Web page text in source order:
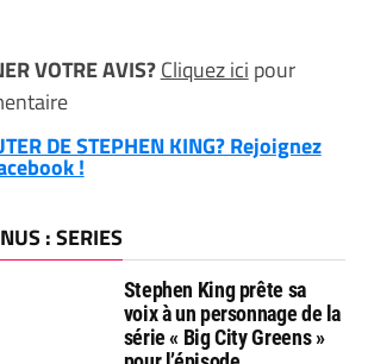
VOTRE AVIS?Cliquez ici pour
DE STEPHEN KING? Rejoignez
!
: SERIES
Stephen King prête sa
voix à un personnage de la
série « Big City Greens »